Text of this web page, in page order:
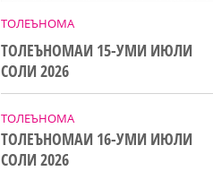
ТОЛЕЪНОМА
ТОЛЕЪНОМАИ 15-УМИ ИЮЛИ
СОЛИ 2026
ТОЛЕЪНОМА
ТОЛЕЪНОМАИ 16-УМИ ИЮЛИ
СОЛИ 2026